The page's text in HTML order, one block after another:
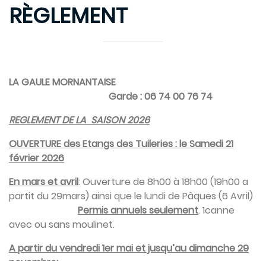
RÈGLEMENT
LA GAULE MORNANTAISE
Garde : 06 74 00 76 74
REGLEMENT DE LA SAISON 2026
OUVERTURE des Etangs des Tuileries : le Samedi 21
février 2026
En mars et avril: Ouverture de 8h00 à 18h00 (19h00 a
partit du 29mars) ainsi que le lundi de Pâques (6 Avril)
Permis annuels seulement. 1canne
avec ou sans moulinet.
A partir du vendredi 1er mai et jusqu’au dimanche 29